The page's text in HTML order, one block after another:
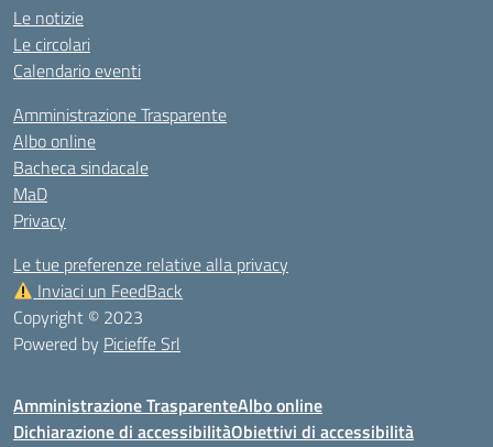
Le notizie
Le circolari
Calendario eventi
Amministrazione Trasparente
Albo online
Bacheca sindacale
MaD
Privacy
Le tue preferenze relative alla privacy
Inviaci un FeedBack
Copyright © 2023
Powered by Picieffe Srl
Amministrazione TrasparenteAlbo online
Dichiarazione di accessibilitàObiettivi di accessibilità